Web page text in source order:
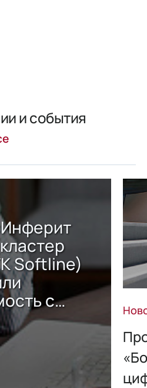
и события
Softline)
с